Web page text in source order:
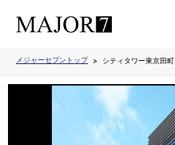
メジャーセブントップ シティタワー東京田町